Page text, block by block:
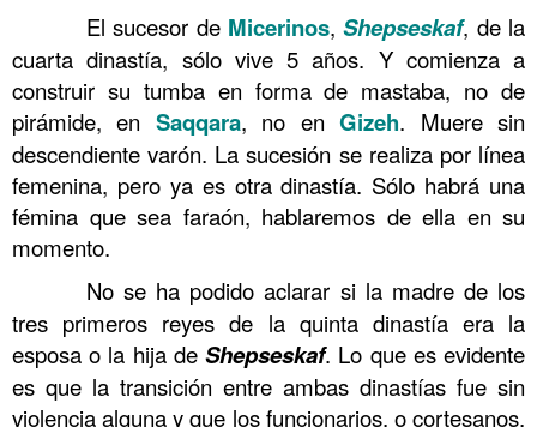
El sucesor de Micerinos,Shepseskaf, de la
cuarta dinastía, sólo vive 5 años. Y comienza a
construir su tumba en forma de mastaba, no de
pirámide, en Saqqara, no enGizeh. Muere sin
descendiente varón. La sucesión se realiza por línea
femenina, pero ya es otra dinastía. Sólo habrá una
fémina que sea faraón, hablaremos de ella en su
momento.
No se ha podido aclarar si la madre de los
tres primeros reyes de la quinta dinastía era la
esposa o la hija deShepseskaf. Lo que es evidente
es que la transición entre ambas dinastías fue sin
violencia alguna y que los funcionarios, o cortesanos,